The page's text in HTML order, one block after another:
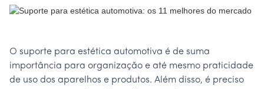
O suporte para estética automotiva é de suma
importância para organização e até mesmo praticidade
de uso dos aparelhos e produtos. Além disso, é preciso